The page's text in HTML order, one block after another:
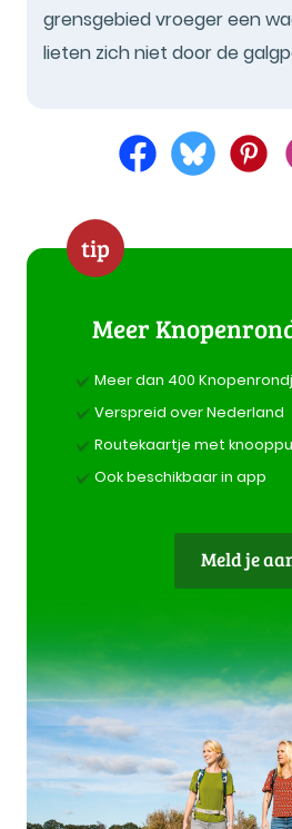
grensgebied vroeger een
lieten zich niet door de
tip
Meer
Meer dan 400
Verspreid over Nederland
Routekaartje met
Ook beschikbaar in app
Meld je